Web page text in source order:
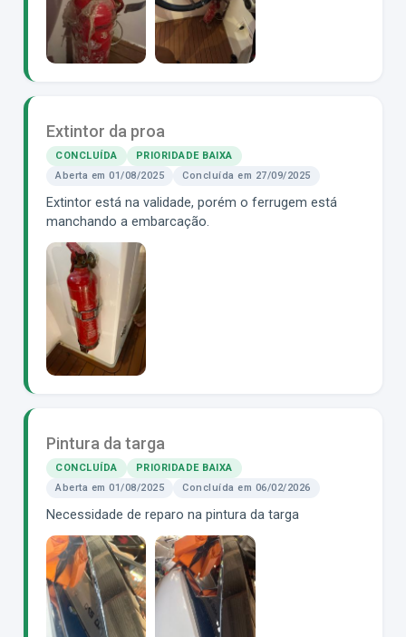
Extintor da proa
CONCLUÍDA
PRIORIDADE BAIXA
Aberta em 01/08/2025
Concluída em 27/09/2025
Extintor está na validade, porém o ferrugem está
manchando a embarcação.
Pintura da targa
CONCLUÍDA
PRIORIDADE BAIXA
Aberta em 01/08/2025
Concluída em 06/02/2026
Necessidade de reparo na pintura da targa